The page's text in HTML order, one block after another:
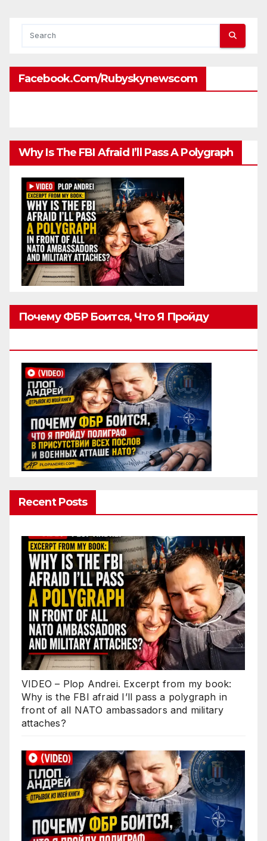
Facebook.com/rubyskynewscom
Why Is The FBI Afraid I’ll Pass A Polygraph
Почему ФБР Боится, Что Я Пройду
Recent Posts
VIDEO – Plop Andrei. Excerpt from my book:
Why is the FBI afraid I’ll pass a polygraph in
front of all NATO ambassadors and military
attaches?